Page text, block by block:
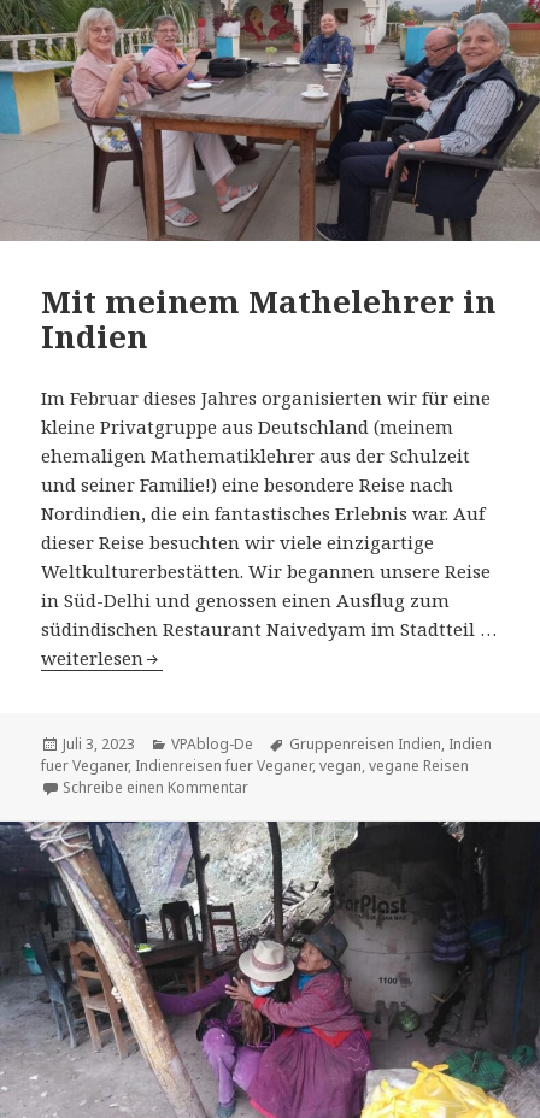
Mit meinem Mathelehrer in
Indien
Im Februar dieses Jahres organisierten wir für eine
kleine Privatgruppe aus Deutschland (meinem
ehemaligen Mathematiklehrer aus der Schulzeit
und seiner Familie!) eine besondere Reise nach
Nordindien, die ein fantastisches Erlebnis war. Auf
dieser Reise besuchten wir viele einzigartige
Weltkulturerbestätten. Wir begannen unsere Reise
in Süd-Delhi und genossen einen Ausflug zum
südindischen Restaurant Naivedyam im Stadtteil …
Mit meinem Mathelehrer in Indien
weiterlesen
Veröffentlicht
am
Juli 3, 2023 Kategorien
VPAblog-De Tags
Gruppenreisen Indien, Indien
fuer Veganer, Indienreisen fuer Veganer,vegan,vegane Reisen
Schreibe einen Kommentarzu Mit meinem Mathelehrer in Indien